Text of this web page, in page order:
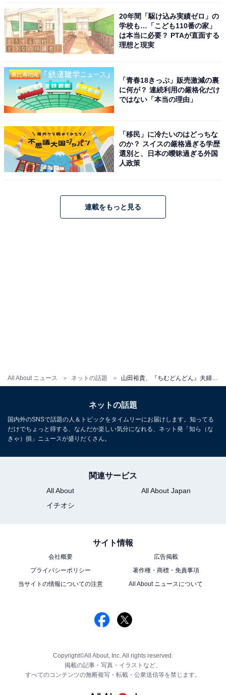
All About ニュース ネットの話題
20年間「駆け込み実績ゼロ」の
学校も…「こども110番の家」
は本当に必要？ PTAが直面する
理想と現実
「青春18きっぷ」販売激減の裏
に何が？ 連続利用の厳格化だけ
ではない「本当の理由」
「移民」に冷たいのはどっちな
のか？ スイスの厳格過ぎる学歴
選別と、日本の曖昧過ぎる外国
人政策
連載をもっと見る
ネットの話題
国内外のSNSで話題の人＆トピックをタイムリーにお届けします。知ってる
だけでちょっと得する、なんだか楽しい気分になれる、ネット発「知ら（な
きゃ）損」ニュースが盛りだくさん。
関連サービス
All About
All About Japan
イチオシ
サイト情報
会社概要
広告掲載
プライバシーポリシー
著作権・商標・免責事項
当サイトの情報についての注意
All About ニュースについて
Copyright©All About, Inc. All rights reserved.
掲載の記事・写真・イラストなど、
すべてのコンテンツの無断複写・転載・公衆送信等を禁じます。